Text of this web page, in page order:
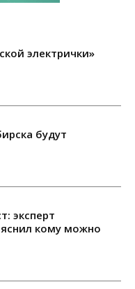
электрички»
будут
эксперт
кому можно